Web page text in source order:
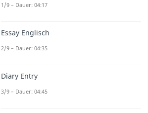
1/9 – Dauer: 04:17
Essay Englisch
2/9 – Dauer: 04:35
Diary Entry
3/9 – Dauer: 04:45